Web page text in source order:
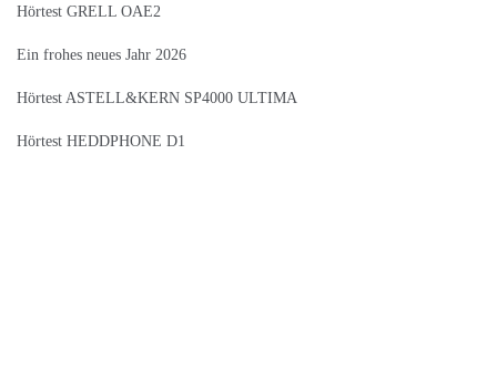
Hörtest GRELL OAE2
Ein frohes neues Jahr 2026
Hörtest ASTELL&KERN SP4000 ULTIMA
Hörtest HEDDPHONE D1